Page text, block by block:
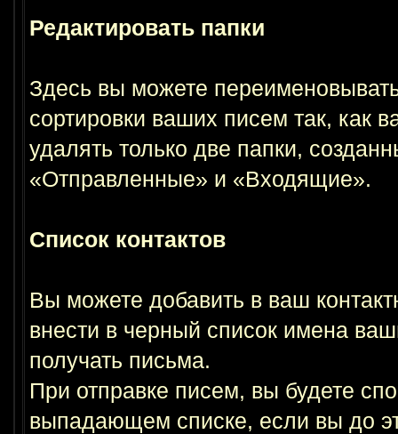
Редактировать папки
Здесь вы можете
сортировки ваших писем так, как
удалять только две папки,
«Отправленные» и «Входящие».
Список контактов
Вы можете добавить в ваш
внести в черный список имена
получать письма.
При отправке писем, вы будете
выпадающем списке, если вы до